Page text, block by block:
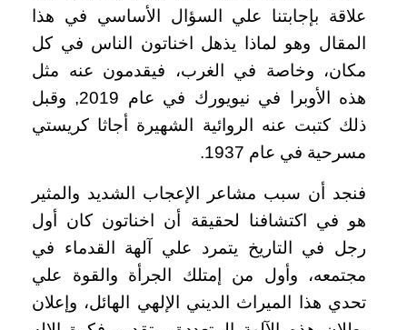
علاقة بإجابتنا علي السؤال الأساسي في هذا
المقال وهو لماذا يذهل اخناتون الناس في كل
مكان، وخاصة في الغرب، فيقدمون عنه مثل
هذه الأوبرا في نيويورك في عام 2019, وقبل
ذلك كتبت عنه الروائية الشهيرة أجاثا كريستي
مسرحية في عام 1937.
فنجد أن سبب مشاعر الإعجاب الشديد والمثير
هو في اكتشافنا لحقيقة أن اخناتون كان أول
رجل في التاريخ يتمرد علي آلهة القدماء في
مجتمعه، وأول من إمتلك الجرأة والقوة علي
تحدي هذا الميراث الديني الإلهي الهائل، وإعلان